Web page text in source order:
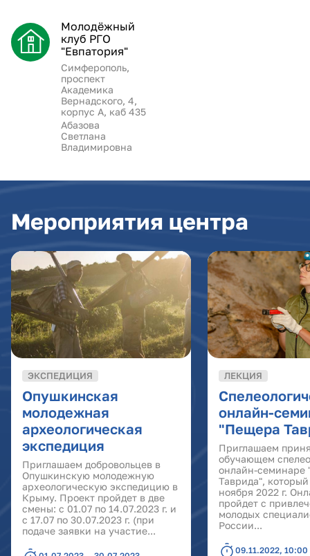
Молодёжный
клуб РГО
"Евпатория"
Симферополь,
проспект
Академика
Вернадского, 4,
корпус А, каб 435
Абазова
Светлана
Владимировна
Мероприятия центра
ЭКСПЕДИЦИЯ
Опушкинская
молодежная
археологическая
экспедиция
Приглашаем добровольцев в
Опушкинскую молодежную
археологическую экспедицию в
Крыму. Проект пройдет в две
смены: с 01.07 по 14.07.2023 г. и
с 17.07 по 30.07.2023 г. (при
подаче заявки на участие...
ЛЕКЦИЯ
онлайн-
"Пещера
Приглашаем
обучающем
онлайн-семинаре
Таврида",
ноября 2022 г.
пройдет с
молодых
России...
09.11.2022, 10:00